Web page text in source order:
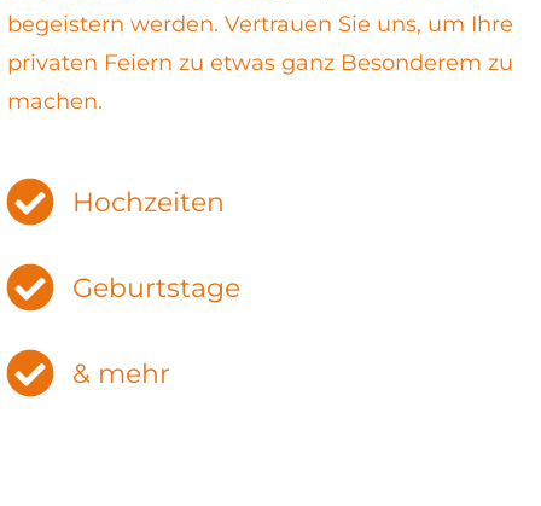
begeistern werden. Vertrauen Sie uns, um Ihre
privaten Feiern zu etwas ganz Besonderem zu
machen.
Hochzeiten
Geburtstage
& mehr